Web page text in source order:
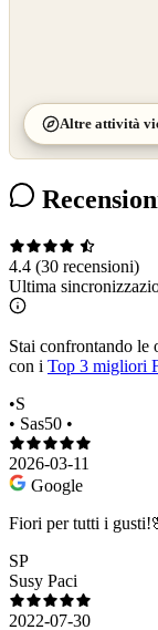
Altre attività
4.4 (30 recensioni)
Ultima
Stai confrontando le
con i Top 3 migliori
•S
• Sas50 •
2026-03-11
Google
Fiori per tutti i
SP
Susy Paci
2022-07-30